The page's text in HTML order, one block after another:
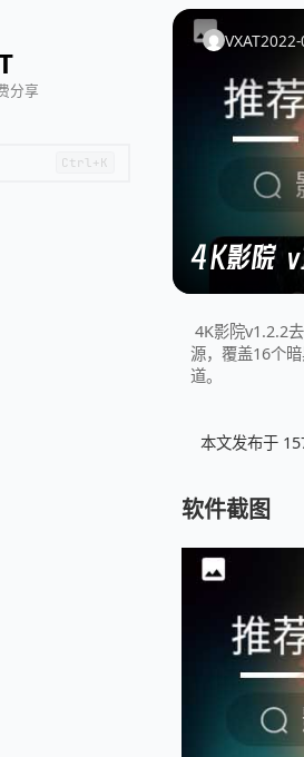
分享
Ctrl+K
VXAT
4K影院
4K影院v1.2.2
源，覆盖16个
道。
本文发布于
软件截图